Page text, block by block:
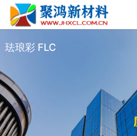
珐琅彩 FLC